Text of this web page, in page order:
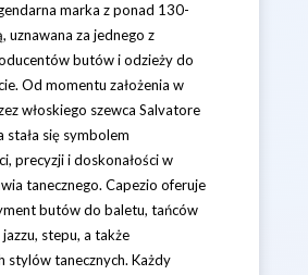
marka z ponad 130-
uznawana za jednego z
butów i odzieży do
Od momentu założenia w
włoskiego szewca Salvatore
stała się symbolem
precyzji i doskonałości w
tanecznego. Capezio oferuje
butów do baletu, tańców
stepu, a także
stylów tanecznych. Każdy